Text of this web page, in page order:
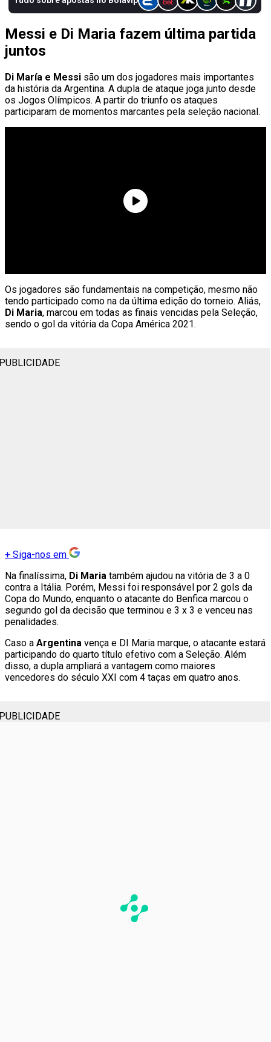
Messi e Di Maria fazem última partida
juntos
Di María e Messi são um dos jogadores mais importantes
da história da Argentina. A dupla de ataque joga junto desde
os Jogos Olímpicos. A partir do triunfo os ataques
participaram de momentos marcantes pela seleção nacional.
Os jogadores são fundamentais na competição, mesmo não
tendo participado como na da última edição do torneio. Aliás,
Di Maria, marcou em todas as finais vencidas pela Seleção,
sendo o gol da vitória da Copa América 2021.
+ Siga-nos em
Na finalíssima, Di Maria também ajudou na vitória de 3 a 0
contra a Itália. Porém, Messi foi responsável por 2 gols da
Copa do Mundo, enquanto o atacante do Benfica marcou o
segundo gol da decisão que terminou e 3 x 3 e venceu nas
penalidades.
Caso a Argentina vença e DI Maria marque, o atacante estará
participando do quarto título efetivo com a Seleção. Além
disso, a dupla ampliará a vantagem como maiores
vencedores do século XXI com 4 taças em quatro anos.